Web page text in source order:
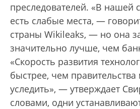
преследователей. «В нашей
есть слабые места, —
страны Wikileaks, — но она
значительно лучше, чем
«Скорость развития
быстрее, чем правительства
уследить», — утверждает
словами, одни